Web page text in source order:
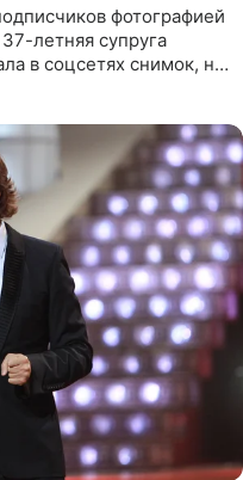
фотографией
летняя супруга
в соцсетях снимок, на